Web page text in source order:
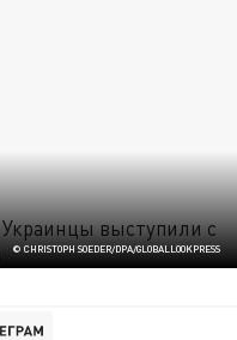
© CHRISTOPH SOEDER/DPA/GLOBALLOOKPRESS